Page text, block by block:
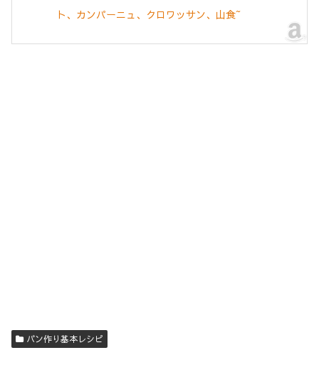
ト、カンパーニュ、クロワッサン、山食~
パン作り基本レシピ